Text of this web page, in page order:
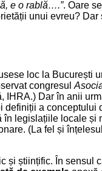
e o rablă….”. Oare
unui evreu? Dar
loc la București
congresul
IHRA.) Dar în anii
definiții a conceptului
în legislațiile locale și
(La fel și
și științific. În sensul